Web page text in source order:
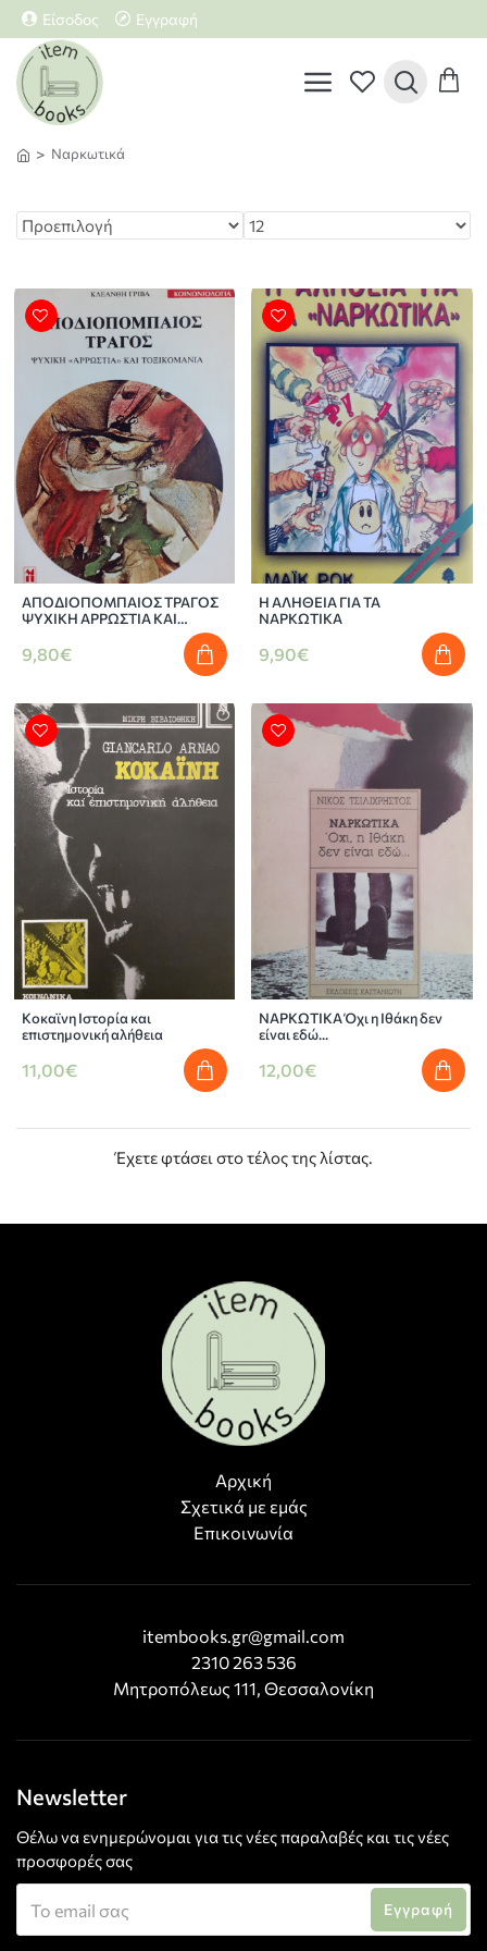
Είσοδος Εγγραφή
Ναρκωτικά
ΑΠΟΔΙΟΠΟΜΠΑΙΟΣ ΤΡΑΓΟΣ
ΨΥΧΙΚΗ ΑΡΡΩΣΤΙΑ ΚΑΙ
9,80€
Η ΑΛΗΘΕΙΑ ΓΙΑ ΤΑ
ΝΑΡΚΩΤΙΚΑ
9,90€
Κοκαϊνη Ιστορία και
επιστημονική αλήθεια
11,00€
ΝΑΡΚΩΤΙΚΑ Όχι η Ιθάκη δεν
είναι εδώ...
12,00€
Έχετε φτάσει στο τέλος της λίστας.
Αρχική
Σχετικά με εμάς
Επικοινωνία
itembooks.gr@gmail.com
2310 263 536
Μητροπόλεως 111, Θεσσαλονίκη
Newsletter
Θέλω να ενημερώνομαι για τις νέες παραλαβές και τις νέες
προσφορές σας
Εγγραφή